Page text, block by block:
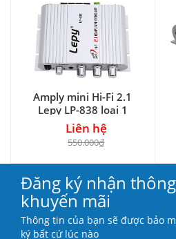
Amply mini Hi-Fi 2.1
Lepy LP-838 loại 1
Liên hệ
550.000₫
Đăng ký nhận
khuyến mãi
Thông tin của bạn sẽ được bảo
ký bất cứ lúc nào